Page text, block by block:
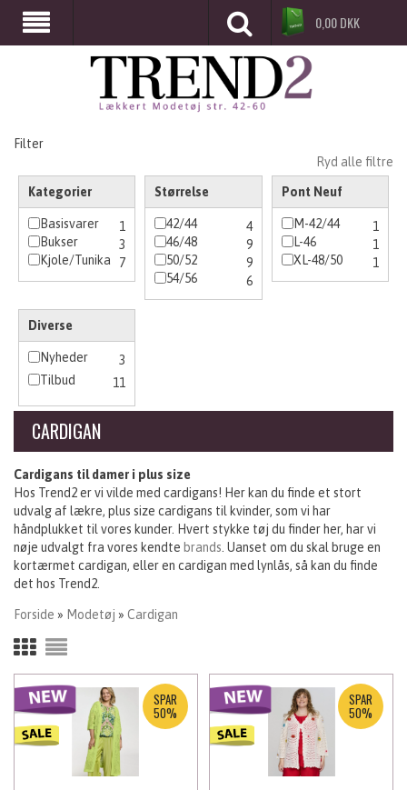
0,00DKK
Filter
Ryd alle filtre
Kategorier
Basisvarer
1
Bukser
3
Kjole/Tunika
7
Størrelse
42/44
4
46/48
9
50/52
9
54/56
6
Pont Neuf
M-42/44
1
L-46
1
XL-48/50
1
Diverse
Nyheder
3
Tilbud
11
CARDIGAN
Cardigans til damer i plus size
Hos Trend2 er vi vilde med cardigans! Her kan du finde et stort
udvalg af lækre, plus size cardigans til kvinder, som vi har
håndplukket til vores kunder. Hvert stykke tøj du finder her, har vi
nøje udvalgt fra vores kendte brands. Uanset om du skal bruge en
kortærmet cardigan, eller en cardigan med lynlås, så kan du finde
det hos Trend2.
Forside » Modetøj » Cardigan
SPAR
50%
SPAR
50%